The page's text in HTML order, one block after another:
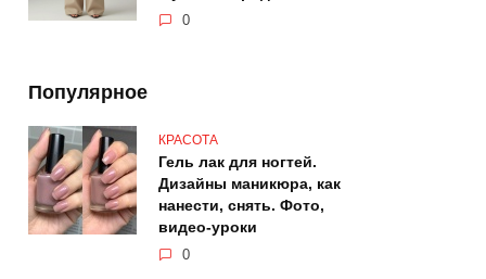
0
Популярное
КРАСОТА
Гель лак для ногтей.
Дизайны маникюра, как
нанести, снять. Фото,
видео-уроки
0